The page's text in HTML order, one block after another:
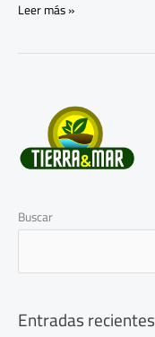
Leer más »
Buscar
Entradas recientes